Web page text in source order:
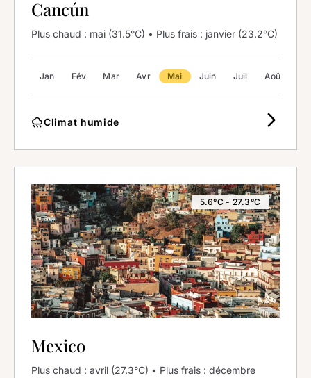
Cancún
Plus chaud : mai (31.5°C) • Plus frais : janvier (23.2°C)
Jan Fév Mar Avr Mai Juin Juil Août
rainyClimat humide arrow_forward_ios
5.6°C - 27.3°C
Mexico
Plus chaud : avril (27.3°C) • Plus frais : décembre